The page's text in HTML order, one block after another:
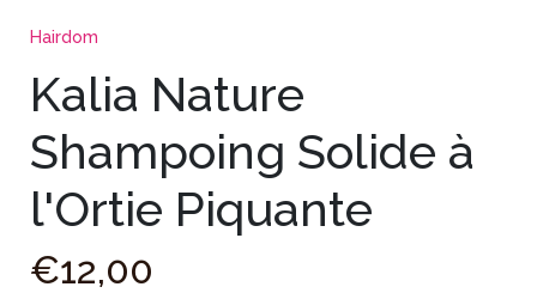
Hairdom
Kalia Nature
Shampoing Solide à
l'Ortie Piquante
€12,00